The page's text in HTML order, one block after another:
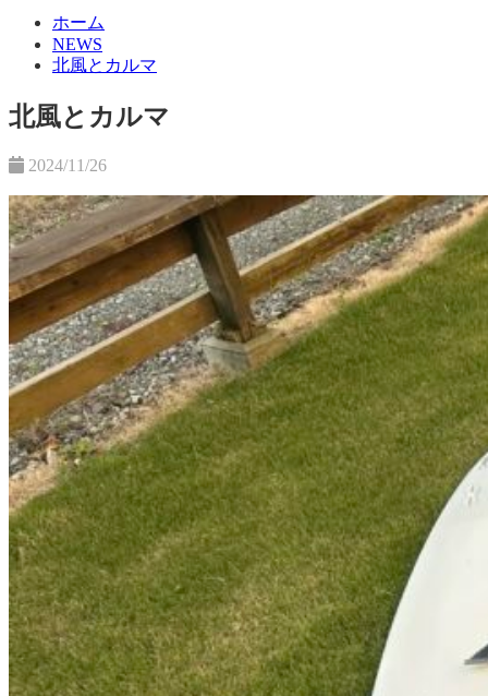
ホーム
NEWS
北風とカルマ
北風とカルマ
2024/11/26